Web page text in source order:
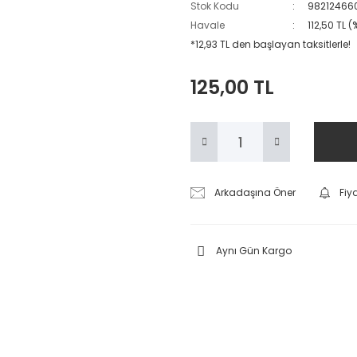
Stok Kodu
Havale
112,50 TL
*12,93 TL den başlayan taksitlerle!
125,00 TL
Arkadaşına Öner
Aynı Gün Kargo